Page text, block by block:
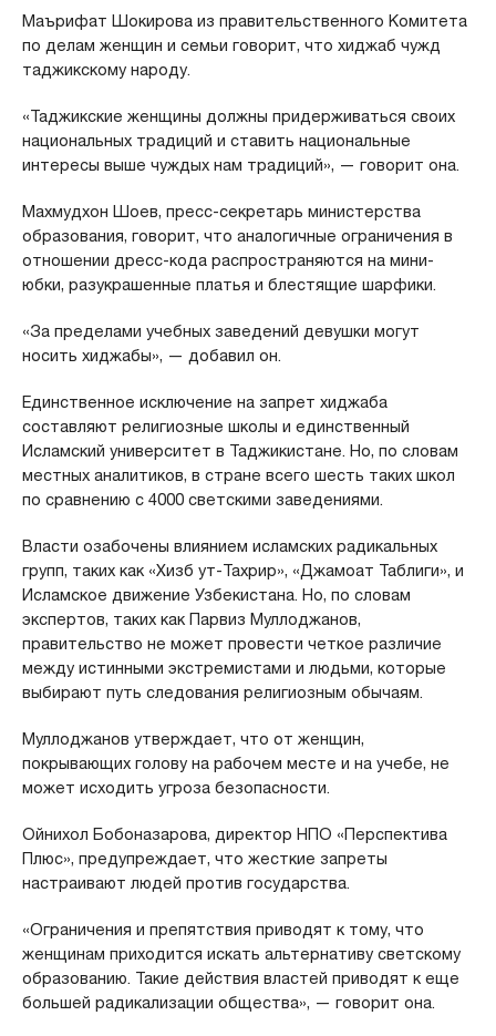
Маърифат Шокирова из правительственного Комитета
по делам женщин и семьи говорит, что хиджаб чужд
таджикскому народу.
«Таджикские женщины должны придерживаться своих
национальных традиций и ставить национальные
интересы выше чуждых нам традиций», — говорит она.
Махмудхон Шоев, пресс-секретарь министерства
образования, говорит, что аналогичные ограничения в
отношении дресс-кода распространяются на мини-
юбки, разукрашенные платья и блестящие шарфики.
«За пределами учебных заведений девушки могут
носить хиджабы», — добавил он.
Единственное исключение на запрет хиджаба
составляют религиозные школы и единственный
Исламский университет в Таджикистане. Но, по словам
местных аналитиков, в стране всего шесть таких школ
по сравнению с 4000 светскими заведениями.
Власти озабочены влиянием исламских радикальных
групп, таких как «Хизб ут-Тахрир», «Джамоат Таблиги», и
Исламское движение Узбекистана. Но, по словам
экспертов, таких как Парвиз Муллоджанов,
правительство не может провести четкое различие
между истинными экстремистами и людьми, которые
выбирают путь следования религиозным обычаям.
Муллоджанов утверждает, что от женщин,
покрывающих голову на рабочем месте и на учебе, не
может исходить угроза безопасности.
Ойнихол Бобоназарова, директор НПО «Перспектива
Плюс», предупреждает, что жесткие запреты
настраивают людей против государства.
«Oграничения и препятствия приводят к тому, что
женщинам приходится искать альтернативу светскому
образованию. Такие действия властей приводят к еще
большей радикализации общества», — говорит она.